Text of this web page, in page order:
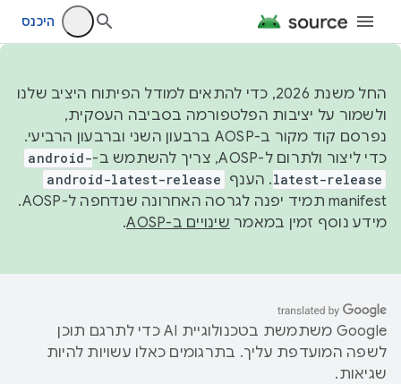
היכנס
החל משנת 2026, כדי להתאים למודל הפיתוח היציב שלנו
ולשמור על יציבות הפלטפורמה בסביבה העסקית,
נפרסם קוד מקור ב-AOSP ברבעון השני וברבעון הרביעי.
כדי ליצור ולתרום ל-AOSP, צריך להשתמש ב-
android-
latest-release. הענף android-latest-release
manifest תמיד יפנה לגרסה האחרונה שנדחפה ל-AOSP.
מידע נוסף זמין במאמר שינויים ב-AOSP .
‫Google משתמשת בטכנולוגיית AI כדי לתרגם תוכן
לשפה המועדפת עליך. בתרגומים כאלו עשויות להיות
שגיאות.